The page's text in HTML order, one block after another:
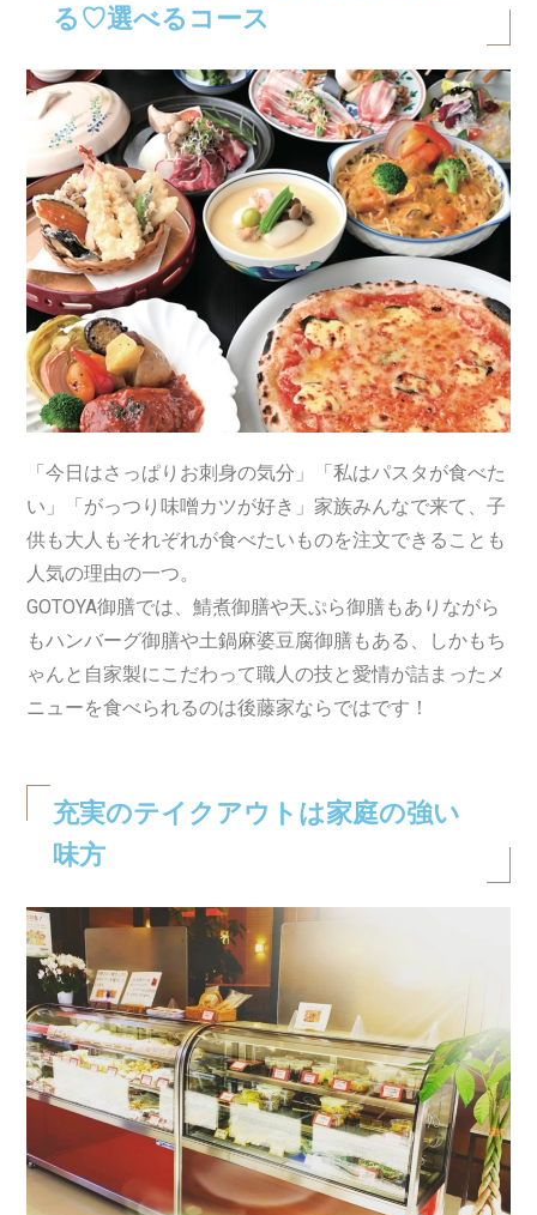
る♡選べるコース
「今日はさっぱりお刺身の気分」「私はパスタが食べた
い」「がっつり味噌カツが好き」家族みんなで来て、子
供も大人もそれぞれが食べたいものを注文できることも
人気の理由の一つ。
GOTOYA御膳では、鯖煮御膳や天ぷら御膳もありながら
もハンバーグ御膳や土鍋麻婆豆腐御膳もある、しかもち
ゃんと自家製にこだわって職人の技と愛情が詰まったメ
ニューを食べられるのは後藤家ならではです！
充実のテイクアウトは家庭の強い
味方